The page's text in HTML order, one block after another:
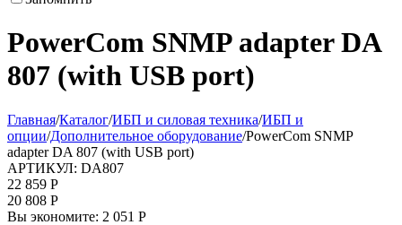
PowerCom SNMP adapter DA
807 (with USB port)
Главная/Каталог/ИБП и силовая техника/ИБП и
опции/Дополнительное оборудование/PowerCom SNMP
adapter DA 807 (with USB port)
АРТИКУЛ: DA807
22 859 Р
20 808 Р
Вы экономите: 2 051 Р